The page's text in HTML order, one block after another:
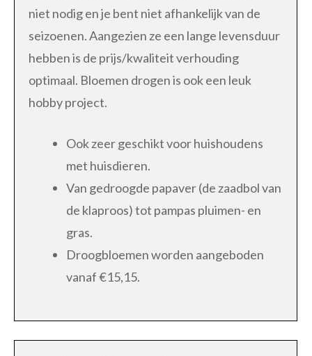
niet nodig en je bent niet afhankelijk van de
seizoenen. Aangezien ze een lange levensduur
hebben is de prijs/kwaliteit verhouding
optimaal. Bloemen drogen is ook een leuk
hobby project.
Ook zeer geschikt voor huishoudens
met huisdieren.
Van gedroogde papaver (de zaadbol van
de klaproos) tot pampas pluimen- en
gras.
Droogbloemen worden aangeboden
vanaf €15,15.